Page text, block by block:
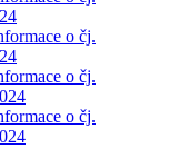
o čj.
o čj.
o čj.